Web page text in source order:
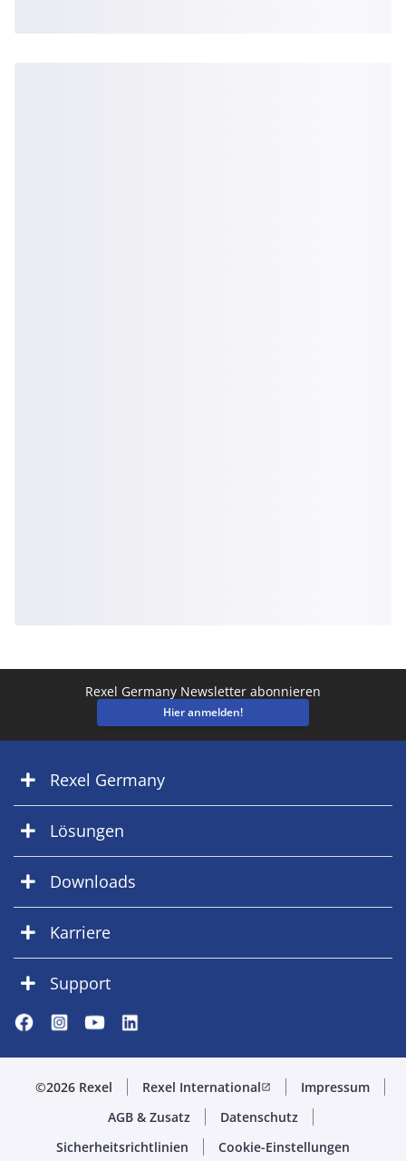
Rexel Germany Newsletter abonnieren
Hier anmelden!
Rexel Germany
Lösungen
Downloads
Karriere
Support
©2026 Rexel Rexel Internationalopen_in_new
Impressum
AGB & Zusatz
Datenschutz
Sicherheitsrichtlinien
Cookie-Einstellungen